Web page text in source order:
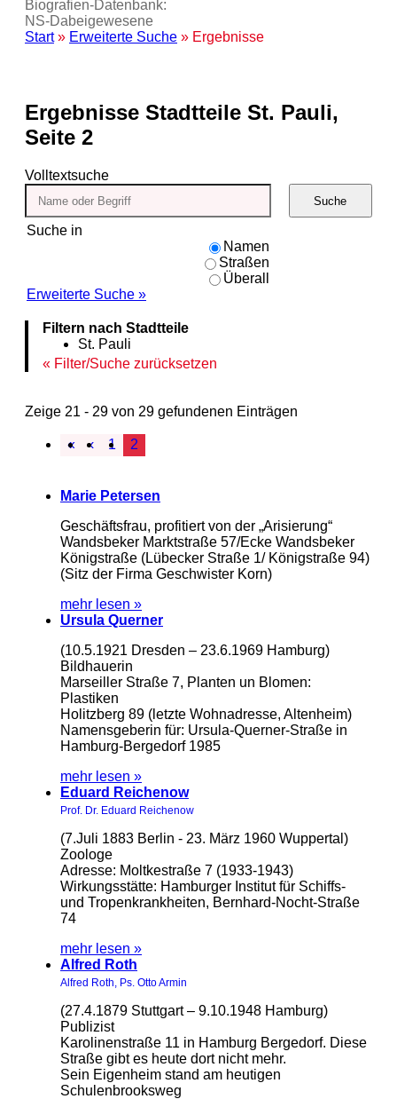
Biografien-Datenbank:
NS‑Dabeigewesene
Start» Erweiterte Suche » Ergebnisse
Ergebnisse Stadtteile St. Pauli,
Seite 2
Volltextsuche
Suche in
Namen
Straßen
Überall
Erweiterte Suche »
Suche
Filtern nach Stadtteile
St. Pauli
Filter/Suche zurücksetzen
Zeige 21 - 29 von 29 gefundenen Einträgen
« ‹ 1 2
Marie Petersen
Geschäftsfrau, profitiert von der „Arisierung“
Wandsbeker Marktstraße 57/Ecke Wandsbeker
Königstraße (Lübecker Straße 1/ Königstraße 94)
(Sitz der Firma Geschwister Korn)
mehr lesen »
Ursula Querner
(10.5.1921 Dresden – 23.6.1969 Hamburg)
Bildhauerin
Marseiller Straße 7, Planten un Blomen:
Plastiken
Holitzberg 89 (letzte Wohnadresse, Altenheim)
Namensgeberin für: Ursula-Querner-Straße in
Hamburg-Bergedorf 1985
mehr lesen »
Eduard Reichenow
Prof. Dr. Eduard Reichenow
(7.Juli 1883 Berlin - 23. März 1960 Wuppertal)
Zoologe
Adresse: Moltkestraße 7 (1933-1943)
Wirkungsstätte: Hamburger Institut für Schiffs-
und Tropenkrankheiten, Bernhard-Nocht-Straße
74
mehr lesen »
Alfred Roth
Alfred Roth, Ps. Otto Armin
(27.4.1879 Stuttgart – 9.10.1948 Hamburg)
Publizist
Karolinenstraße 11 in Hamburg Bergedorf. Diese
Straße gibt es heute dort nicht mehr.
Sein Eigenheim stand am heutigen
Schulenbrooksweg